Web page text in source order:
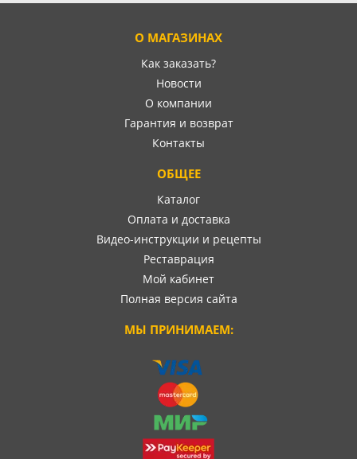
О МАГАЗИНАХ
Как заказать?
Новости
О компании
Гарантия и возврат
Контакты
ОБЩЕЕ
Каталог
Оплата и доставка
Видео-инструкции и рецепты
Реставрация
Мой кабинет
Полная версия сайта
МЫ ПРИНИМАЕМ: